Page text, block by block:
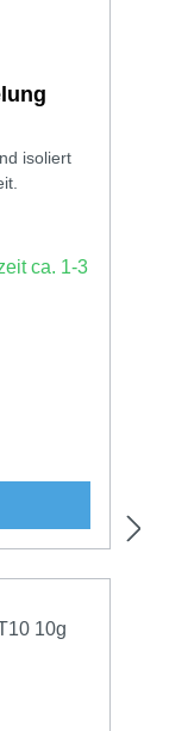
isoliert
ca. 1-3